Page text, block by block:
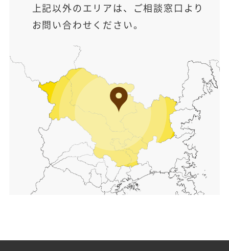
上記以外のエリアは、ご相談窓口より
お問い合わせください。